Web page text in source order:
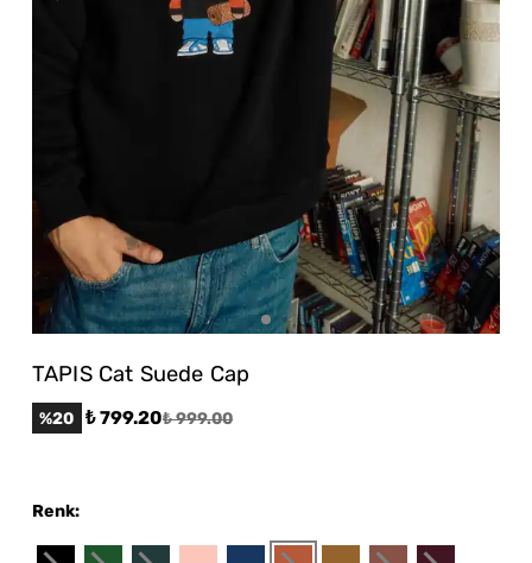
TAPIS Cat Suede Cap
%20 ₺ 799.20₺ 999.00
Renk: